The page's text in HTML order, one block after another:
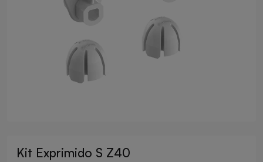
Kit Exprimido S Z40